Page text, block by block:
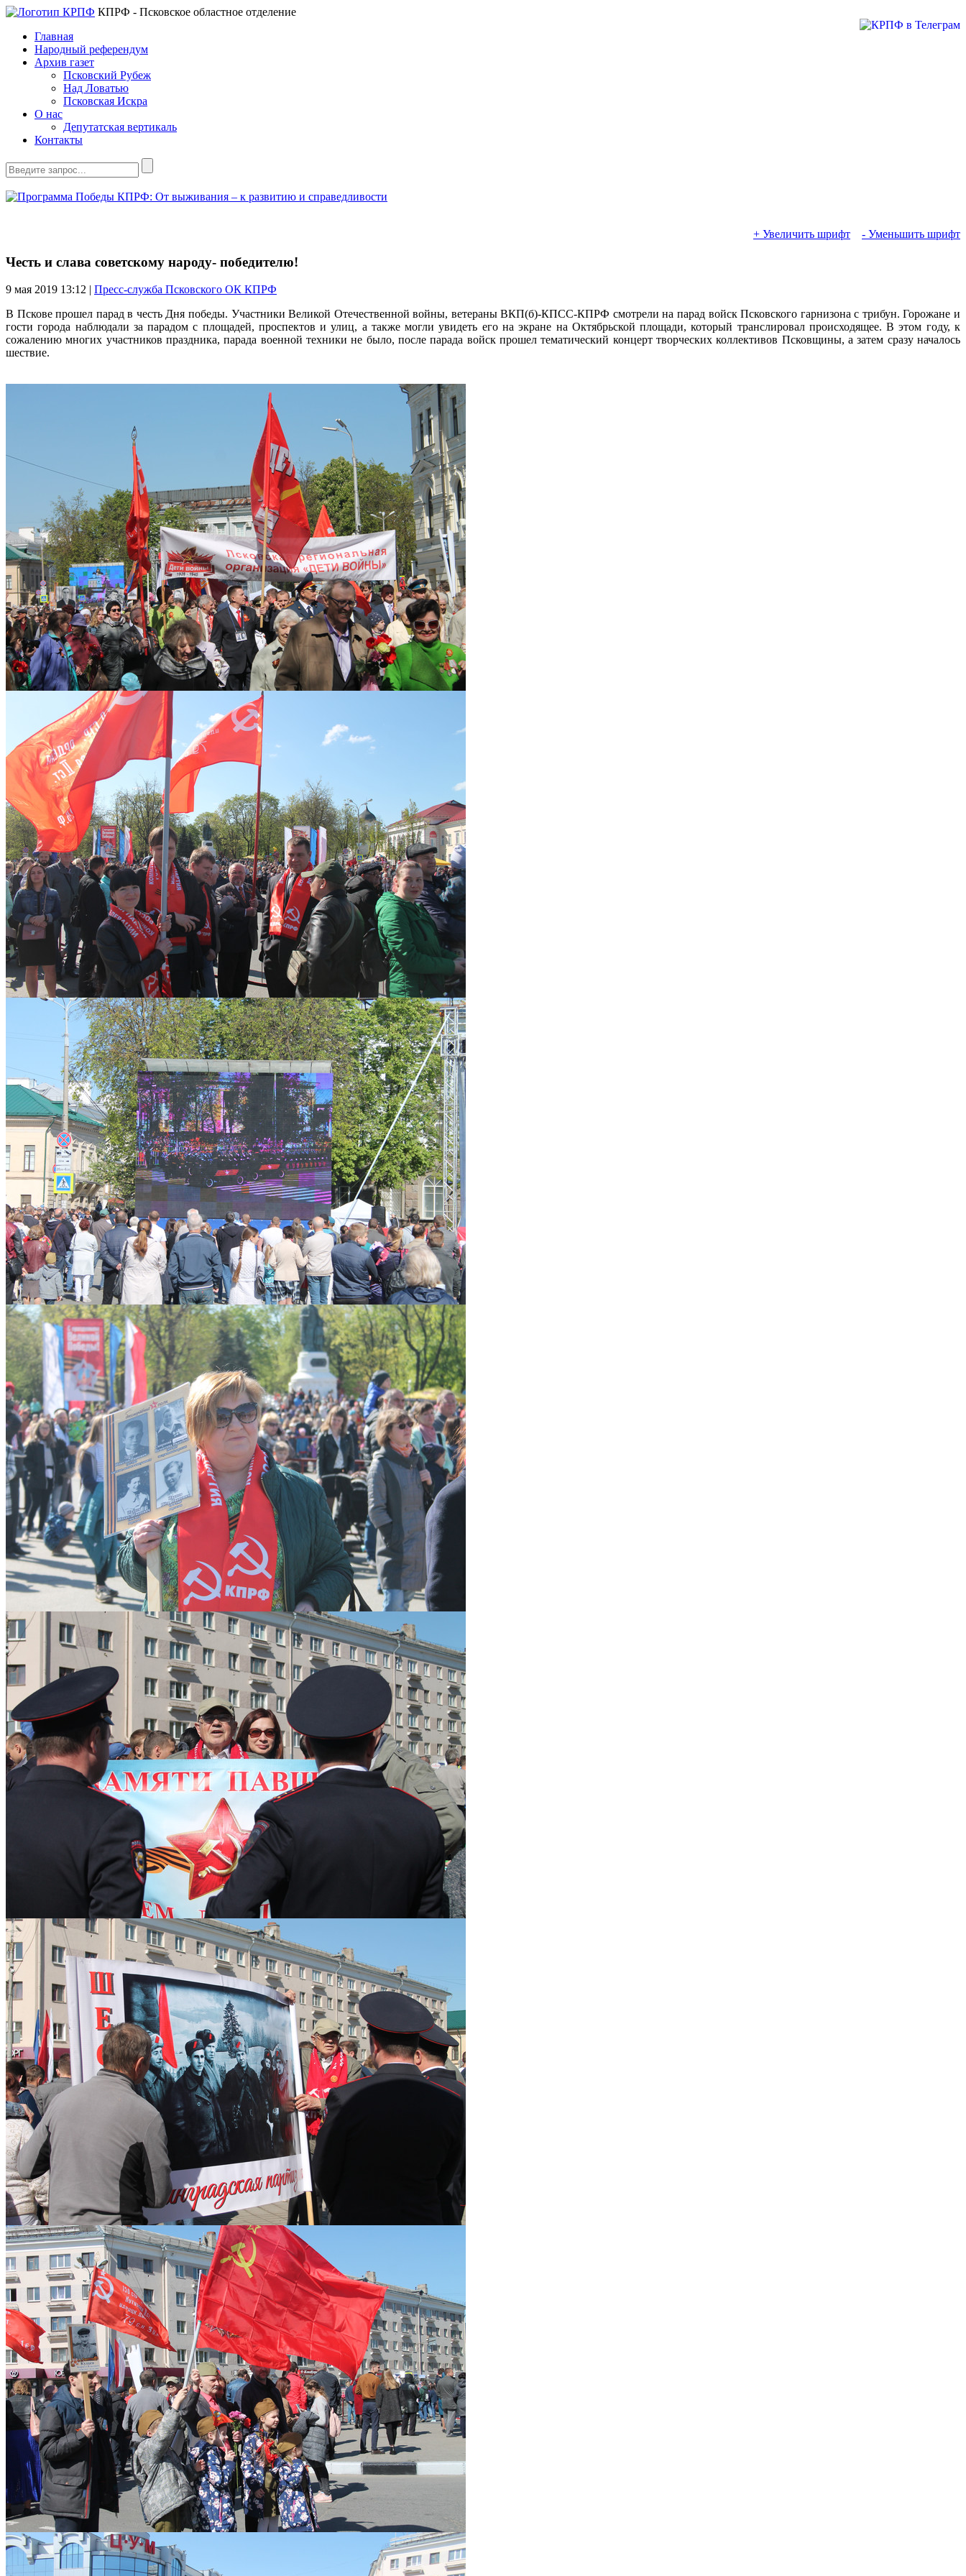
КПРФ - Псковское областное отделение
Главная
Народный референдум
Архив газет
Псковский Рубеж
Над Ловатью
Псковская Искра
О нас
Депутатская вертикаль
Контакты
+ Увеличить шрифт - Уменьшить шрифт
Честь и слава советскому народу- победителю!
9 мая 2019 13:12 | Пресс-служба Псковского ОК КПРФ
В Пскове прошел парад в честь Дня победы. Участники Великой Отечественной войны, ветераны ВКП(б)-КПСС-КПРФ смотрели на парад войск Псковского гарнизона с трибун. Горожане и
гости города наблюдали за парадом с площадей, проспектов и улиц, а также могли увидеть его на экране на Октябрьской площади, который транслировал происходящее. В этом году, к
сожалению многих участников праздника, парада военной техники не было, после парада войск прошел тематический концерт творческих коллективов Псковщины, а затем сразу началось
шествие.